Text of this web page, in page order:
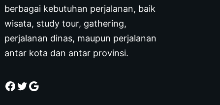
berbagai kebutuhan perjalanan, baik
wisata, study tour, gathering,
perjalanan dinas, maupun perjalanan
antar kota dan antar provinsi.